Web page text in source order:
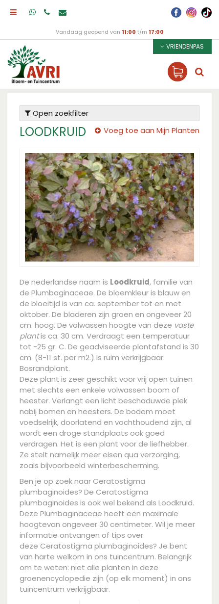
Vandaag geopend van 11:00 t/m 17:00
VRIENDENPAS
Open zoekfilter
LOODKRUID Voeg toe aan Mijn Planten
De nederlandse naam is Loodkruid, familie van
de Plumbaginaceae. De bloemkleur is blauw en
de bloeitijd is van ca. september tot en met
oktober. De bladeren zijn groen en ongeveer 20
cm. hoog. De volwassen hoogte van deze vaste
plantis ca. 30 cm. Verdraagt een temperatuur
tot -25 gr. C. De geadviseerde plantafstand is 30
cm. (8-11 st. per m2.) Is ruim verkrijgbaar.
Bosrandplant.
Deze plant is zeer geschikt voor vrij open tuinen
met slechts een enkele volwassen boom of
heester. Verlangt een licht beschaduwde plek
nabij bomen en heesters. De bodem moet
voedselrijk, doorlatend en vochthoudend zijn, al
wordt een droge standplaats ook goed
verdragen. Het is een plant voor de liefhebber.
Ze stelt namelijk meer eisen qua verzorging,
zoals bijvoorbeeld winterbescherming.
Ben je op zoek naar Ceratostigma
plumbaginoides? De Ceratostigma
plumbaginoides is ook wel bekend als Loodkruid.
Deze Plumbaginaceae heeft een maximale
hoogtevan ongeveer 30 centimeter. Wil je meer
informatie ontvangen of tips over
deze Ceratostigma plumbaginoides? Je bent
van harte welkom in ons tuincentrum. Belangrijk
om te weten: niet alle planten in deze
groenencyclopedie zijn (op elk moment) in ons
tuincentrum verkrijgbaar.